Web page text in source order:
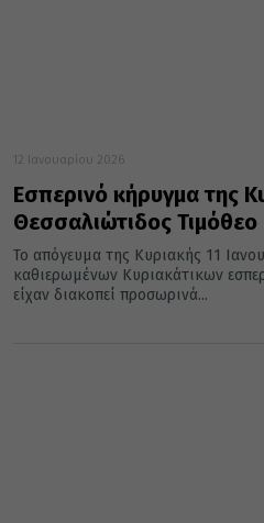
12 Ιανουαρίου 2026
Εσπερινό κήρυγμα της
Θεσσαλιώτιδος Τιμόθεο
Το απόγευμα της Κυριακής 11
καθιερωμένων Κυριακάτικων
είχαν διακοπεί προσωρινά...